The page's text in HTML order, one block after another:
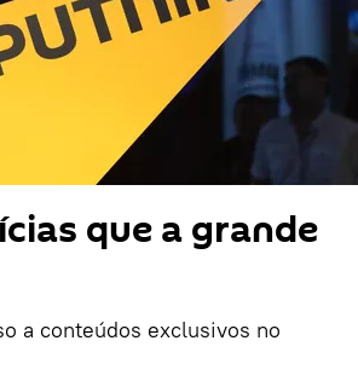
que a grande
a conteúdos exclusivos no